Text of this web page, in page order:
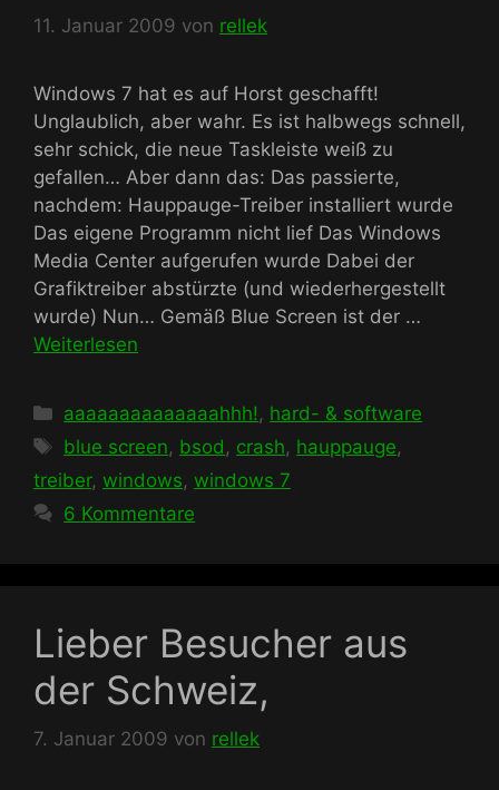
11. Januar 2009 von rellek
Windows 7 hat es auf Horst geschafft!
Unglaublich, aber wahr. Es ist halbwegs schnell,
sehr schick, die neue Taskleiste weiß zu
gefallen… Aber dann das: Das passierte,
nachdem: Hauppauge-Treiber installiert wurde
Das eigene Programm nicht lief Das Windows
Media Center aufgerufen wurde Dabei der
Grafiktreiber abstürzte (und wiederhergestellt
wurde) Nun… Gemäß Blue Screen ist der …
Weiterlesen
Kategorien
aaaaaaaaaaaaaahhh!, hard- & software
Schlagwörter
blue screen, bsod , crash, hauppauge,
treiber, windows, windows 7
6 Kommentare
Lieber Besucher aus
der Schweiz,
7. Januar 2009 von rellek